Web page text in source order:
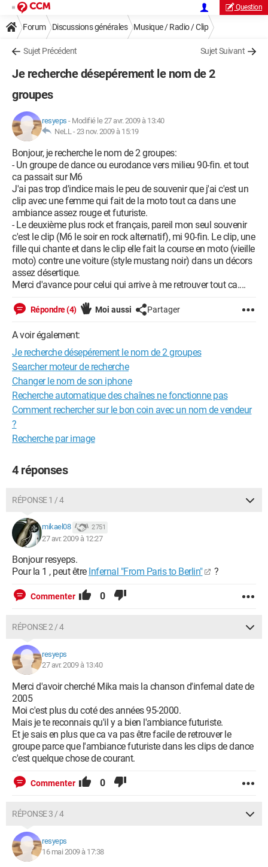
Question
Forum Discussions générales Musique / Radio / Clip
Sujet Précédent Sujet Suivant
Je recherche désepérement le nom de 2
groupes
resyeps - Modifié le 27 avr. 2009 à 13:40
NeLL -23 nov. 2009 à 15:19
Bonjour, je recherche le nom de 2 groupes:
- Un groupe de dance ou eurodance vers milieu 90-fin. et tout
ca passait sur M6
J'ai pas trop d'indice mais le peu de souvenir que j'ai c'est un
clip avec une femme qui fait de la moto tout ca dans une
ambiance assez rouge et futuriste.
- Le deuxième plus rock et français, pareil mon seul souvenir
c'est le clip (M6 le soir en rock alternatif), mi 90-fin. Le clip, une
fille qui chante et dans le clip elle fait la course en moto (vieille
moto) contre une voiture (style mustang noir) dans un décors
assez désertique.
Merci d'avance pour celui qui arrive à me retrouver tout ca....
Répondre (4) Moi aussi Partager
A voir également:
Je recherche désepérement le nom de 2 groupes
Searcher moteur de recherche
Changer le nom de son iphone
Recherche automatique des chaînes ne fonctionne pas
Comment rechercher sur le bon coin avec un nom de vendeur
?
Recherche par image
4 réponses
RÉPONSE 1 / 4
mikael08 2 751
27 avr. 2009 à 12:27
Bonjour resyeps.
Pour la 1 , peut être Infernal "From Paris to Berlin" ?
Commenter 0
RÉPONSE 2 / 4
resyeps
27 avr. 2009 à 13:40
Merci d'avoir cherché Mika mais la chanson d'infernal date de
2005
Moi c'est plus du coté des années 95-2000.
Mais je te reconnais qu'il y a bien l'ambiance futuriste.
Et je sais en plus que ca va pas être facile de retrouver le
groupe parce que l'ambiance futuriste dans les clips de dance
c'est quelque chose de courant.
Commenter 0
RÉPONSE 3 / 4
resyeps
16 mai 2009 à 17:38